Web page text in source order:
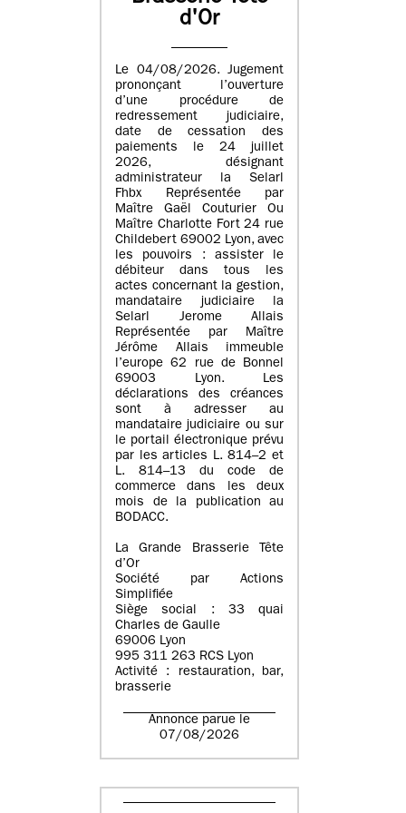
d'Or
Le 04/08/2026. Jugement
prononçant l’ouverture
d’une procédure de
redressement judiciaire,
date de cessation des
paiements le 24 juillet
2026, désignant
administrateur la Selarl
Fhbx Représentée par
Maître Gaël Couturier Ou
Maître Charlotte Fort 24 rue
Childebert 69002 Lyon, avec
les pouvoirs : assister le
débiteur dans tous les
actes concernant la gestion,
mandataire judiciaire la
Selarl Jerome Allais
Représentée par Maître
Jérôme Allais immeuble
l’europe 62 rue de Bonnel
69003 Lyon. Les
déclarations des créances
sont à adresser au
mandataire judiciaire ou sur
le portail électronique prévu
par les articles L. 814–2 et
L. 814–13 du code de
commerce dans les deux
mois de la publication au
BODACC.
La Grande Brasserie Tête
d’Or
Société par Actions
Simplifiée
Siège social : 33 quai
Charles de Gaulle
69006 Lyon
995 311 263 RCS Lyon
Activité : restauration, bar,
brasserie
Annonce parue le
07/08/2026